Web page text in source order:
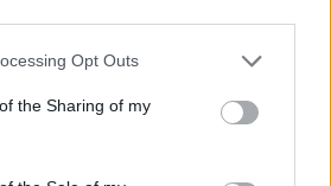
app uses one or more Google
or usage behaviour. You may click to
Google and its third-party tags to
specified purposes in below Google
Opt Outs
the Sharing of my
előzménye, hogy Kasmír
14-én Dzsais-e-Mohamed
nevű iszlamista katonai
legalább 40 indiai
merénylet